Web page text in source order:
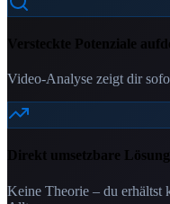
Versteckte Potenziale
Video-Analyse zeigt dir
Direkt umsetzbare
Keine Theorie – du erhältst